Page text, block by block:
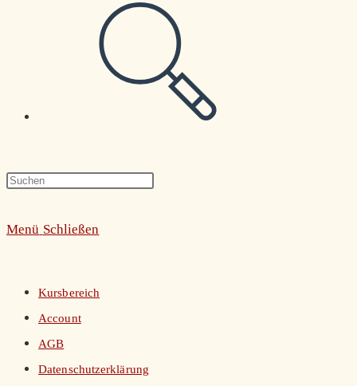
umschalten
Press
Menü Schließen
Kursbereich
Account
AGB
Datenschutzerklärung